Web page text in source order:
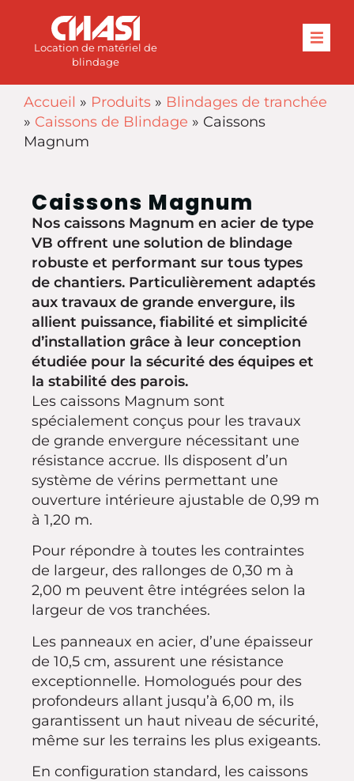
Location de matériel de
blindage
Accueil » Produits » Blindages de tranchée
» Caissons de Blindage » Caissons
Magnum
Caissons Magnum
Nos caissons Magnum en acier de type
VB offrent une solution de blindage
robuste et performant sur tous types
de chantiers. Particulièrement adaptés
aux travaux de grande envergure, ils
allient puissance, fiabilité et simplicité
d’installation grâce à leur conception
étudiée pour la sécurité des équipes et
la stabilité des parois.
Les caissons Magnum sont
spécialement conçus pour les travaux
de grande envergure nécessitant une
résistance accrue. Ils disposent d’un
système de vérins permettant une
ouverture intérieure ajustable de 0,99 m
à 1,20 m.
Pour répondre à toutes les contraintes
de largeur, des rallonges de 0,30 m à
2,00 m peuvent être intégrées selon la
largeur de vos tranchées.
Les panneaux en acier, d’une épaisseur
de 10,5 cm, assurent une résistance
exceptionnelle. Homologués pour des
profondeurs allant jusqu’à 6,00 m, ils
garantissent un haut niveau de sécurité,
même sur les terrains les plus exigeants.
En configuration standard, les caissons